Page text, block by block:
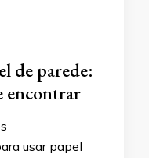
de parede:
encontrar
usar papel